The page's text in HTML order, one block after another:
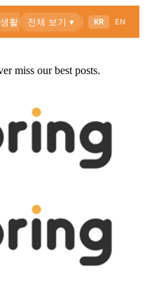
miss our best posts.